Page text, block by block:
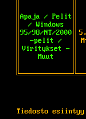
Apaja / Pelit
/ Windows
95/98/NT/2000
-pelit /
Viritykset -
Muut
Tiedosto